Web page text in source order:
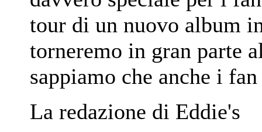
tour di un nuovo album
torneremo in gran parte
sappiamo che anche i
La redazione di Eddie's